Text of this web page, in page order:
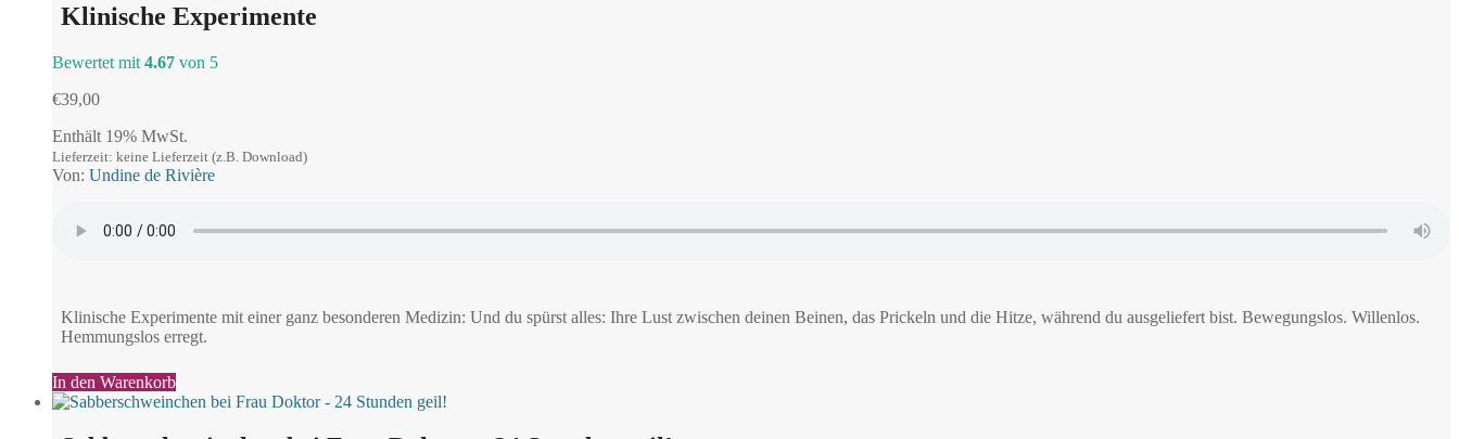
Klinische Experimente
Bewertet mit 4.67 von 5
€39,00
Enthält 19% MwSt.
Lieferzeit: keine Lieferzeit (z.B. Download)
Von: Undine de Rivière
Klinische Experimente mit einer ganz besonderen Medizin: Und du spürst alles: Ihre Lust zwischen deinen Beinen, das Prickeln und die Hitze, während du ausgeliefert bist. Bewegungslos. Willenlos.
Hemmungslos erregt.
In den Warenkorb